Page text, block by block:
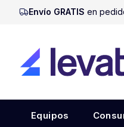
Envío GRATIS en
Equipos